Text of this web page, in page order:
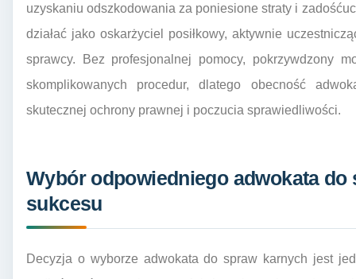
uzyskaniu odszkodowania za poniesione straty i
działać jako oskarżyciel posiłkowy, aktywnie
sprawcy. Bez profesjonalnej pomocy, pokrzywdzony
skomplikowanych procedur, dlatego obecność
skutecznej ochrony prawnej i poczucia sprawiedliwości.
Wybór odpowiedniego adwokata
sukcesu
Decyzja o wyborze adwokata do spraw karnych jest